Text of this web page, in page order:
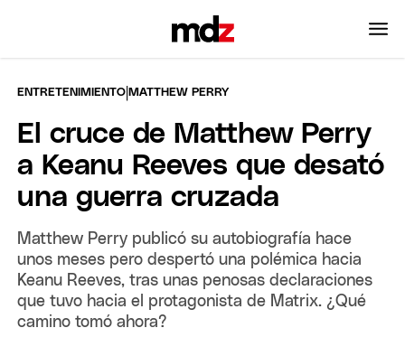
ENTRETENIMIENTO |MATTHEW PERRY
El cruce de Matthew Perry
a Keanu Reeves que desató
una guerra cruzada
Matthew Perry publicó su autobiografía hace
unos meses pero despertó una polémica hacia
Keanu Reeves, tras unas penosas declaraciones
que tuvo hacia el protagonista de Matrix. ¿Qué
camino tomó ahora?